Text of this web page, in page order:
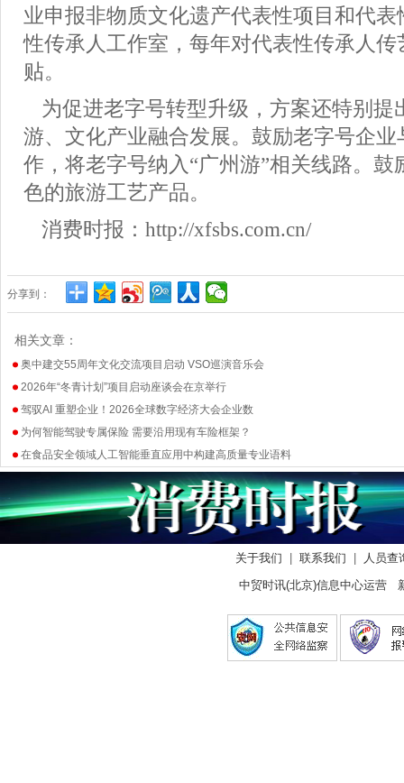
业申报非物质文化遗产代表性项目和代
性传承人工作室，每年对代表性传承人
贴。
为促进老字号转型升级，方案还特别提
游、文化产业融合发展。鼓励老字号企
作，将老字号纳入 “广州游”相关线路。
色的旅游工艺产品。
消费时报： http://xfsbs.com.cn/
分享到：
相关文章：
奥中建交55周年文化交流项目启动 VSO巡演音乐会
2026年“冬青计划”项目启动座谈会在京举行
驾驭AI 重塑企业！2026全球数字经济大会企业数
为何智能驾驶专属保险 需要沿用现有车险框架？
在食品安全领域人工智能垂直应用中构建高质量专业语料
关于我们 联系我们
人员查
中贸时讯(北京)信息中心运营